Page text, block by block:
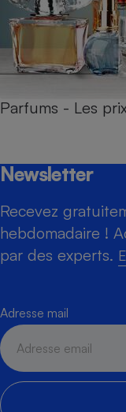
Parfums - Les
Newsletter
Recevez
hebdomadaire !
par des experts.
Adresse mail